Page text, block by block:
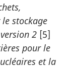
stockage
2 [5]
pour le
et la